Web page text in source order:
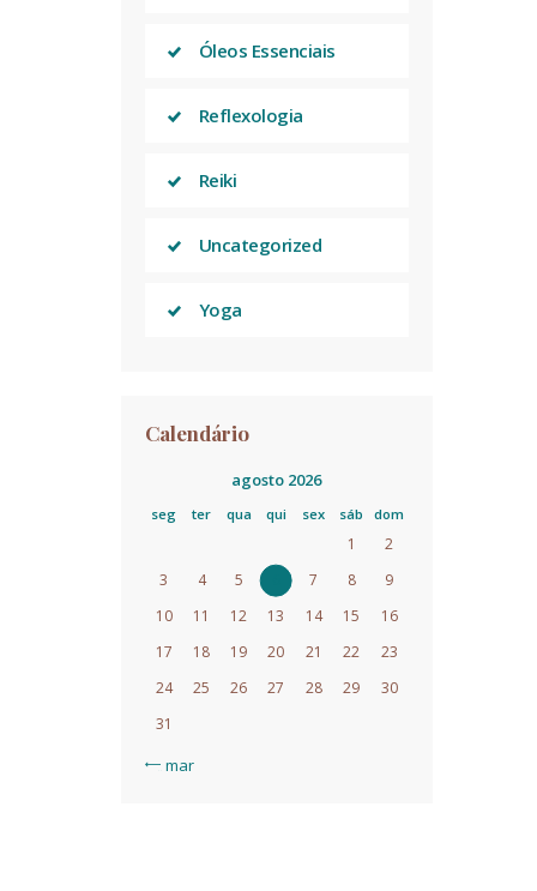
Óleos Essenciais
Reflexologia
Reiki
Uncategorized
Yoga
Calendário
agosto 2026
seg ter qua qui sex sáb dom
1
2
3
4 5 7 8
9
10
11 12 13 14 15
16
17
18 19 20 21 22
23
24
25 26 27 28 29
30
31
« mar